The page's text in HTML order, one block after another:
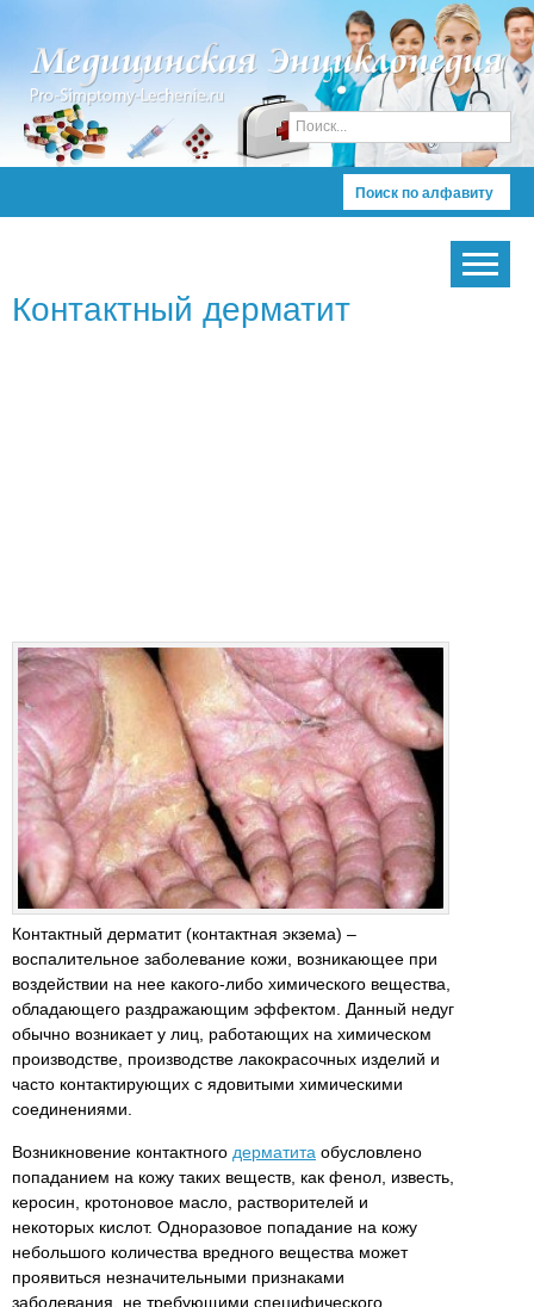
Поиск по алфавиту
Контактный дерматит
Контактный дерматит (контактная экзема) –
воспалительное заболевание кожи, возникающее при
воздействии на нее какого-либо химического вещества,
обладающего раздражающим эффектом. Данный недуг
обычно возникает у лиц, работающих на химическом
производстве, производстве лакокрасочных изделий и
часто контактирующих с ядовитыми химическими
соединениями.
Возникновение контактного дерматита обусловлено
попаданием на кожу таких веществ, как фенол, известь,
керосин, кротоновое масло, растворителей и
некоторых кислот. Одноразовое попадание на кожу
небольшого количества вредного вещества может
проявиться незначительными признаками
заболевания, не требующими специфического